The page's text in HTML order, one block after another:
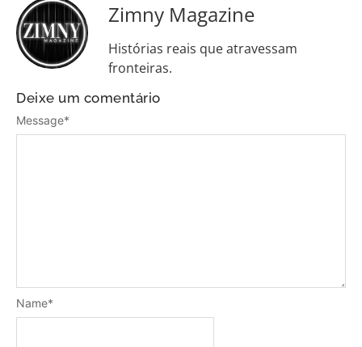
Zimny Magazine
Histórias reais que atravessam
fronteiras.
Deixe um comentário
Message*
Name*